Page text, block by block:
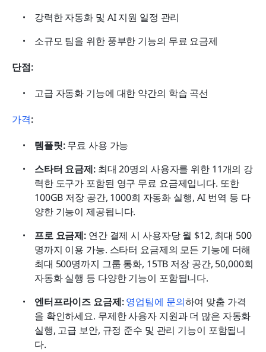
강력한 자동화 및 AI 지원 일정 관리
소규모 팀을 위한 풍부한 기능의 무료 요금제
단점:
고급 자동화 기능에 대한 약간의 학습 곡선
가격:
템플릿: 무료 사용 가능
스타터 요금제: 최대 20명의 사용자를 위한 11개의 강
력한 도구가 포함된 영구 무료 요금제입니다. 또한
100GB 저장 공간, 1000회 자동화 실행, AI 번역 등 다
양한 기능이 제공됩니다.
프로 요금제: 연간 결제 시 사용자당 월 $12, 최대 500
명까지 이용 가능. 스타터 요금제의 모든 기능에 더해
최대 500명까지 그룹 통화, 15TB 저장 공간, 50,000회
자동화 실행 등 다양한 기능이 포함됩니다.
엔터프라이즈 요금제: 영업팀에 문의하여 맞춤 가격
을 확인하세요. 무제한 사용자 지원과 더 많은 자동화
실행, 고급 보안, 규정 준수 및 관리 기능이 포함됩니
다.